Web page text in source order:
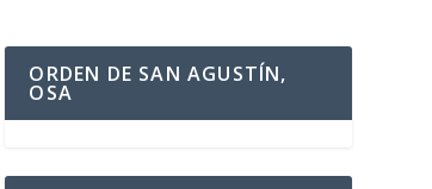
ORDEN DE SAN AGUSTÍN,
OSA